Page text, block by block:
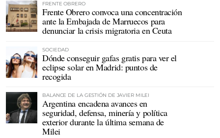
FRENTE OBRERO
Frente Obrero convoca una concentración
ante la Embajada de Marruecos para
denunciar la crisis migratoria en Ceuta
SOCIEDAD
Dónde conseguir gafas gratis para ver el
eclipse solar en Madrid: puntos de
recogida
BALANCE DE LA GESTIÓN DE JAVIER MILEI
Argentina encadena avances en
seguridad, defensa, minería y política
exterior durante la última semana de
Milei